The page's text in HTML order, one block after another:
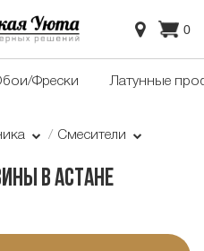
0
Фрески Латунные
Смесители
в Астане